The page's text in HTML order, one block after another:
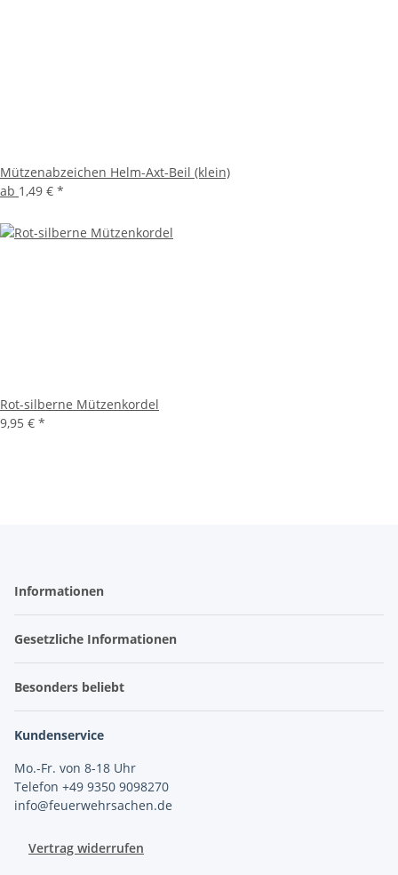
Mützenabzeichen Helm-Axt-Beil (klein)
ab 1,49 € *
Rot-silberne Mützenkordel
9,95 € *
Informationen
Gesetzliche Informationen
Besonders beliebt
Kundenservice
Mo.-Fr. von 8-18 Uhr
Telefon +49 9350 9098270
info@feuerwehrsachen.de
Vertrag widerrufen